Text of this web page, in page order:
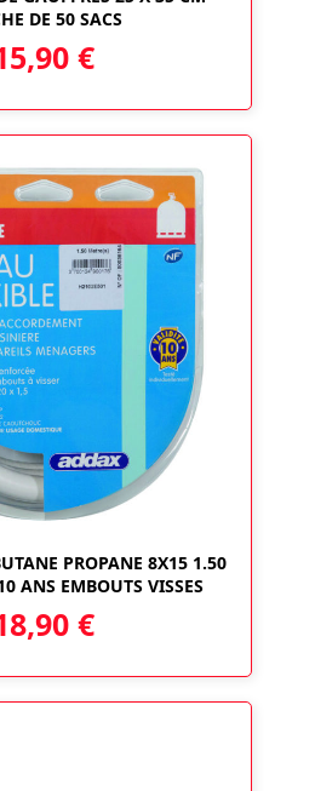
DE 50 SACS
€
PROPANE 8X15 1.50
ANS EMBOUTS VISSES
€